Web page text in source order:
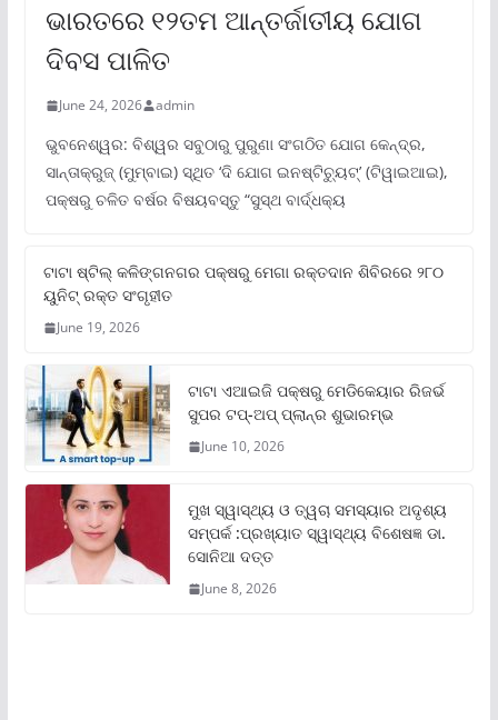
ଭାରତରେ ୧୨ତମ ଆନ୍ତର୍ଜାତୀୟ ଯୋଗ
ଦିବସ ପାଳିତ
June 24, 2026 admin
ଭୁବନେଶ୍ୱର: ବିଶ୍ୱର ସବୁଠାରୁ ପୁରୁଣା ସଂଗଠିତ ଯୋଗ କେନ୍ଦ୍ର,
ସାନ୍ତାକ୍ରୁଜ୍ (ମୁମ୍ବାଇ) ସ୍ଥିତ ‘ଦି ଯୋଗ ଇନଷ୍ଟିଚ୍ୟୁଟ୍‌’ (ଟିୱାଇଆଇ),
ପକ୍ଷରୁ ଚଳିତ ବର୍ଷର ବିଷୟବସ୍ତୁ “ସୁସ୍ଥ ବାର୍ଦ୍ଧକ୍ୟ
ଟାଟା ଷ୍ଟିଲ୍‌ କଳିଙ୍ଗନଗର ପକ୍ଷରୁ ମେଗା ରକ୍ତଦାନ ଶିବିରରେ ୨୮୦
ୟୁନିଟ୍‌ ରକ୍ତ ସଂଗୃହୀତ
June 19, 2026
ଟାଟା ଏଆଇଜି ପକ୍ଷରୁ ମେଡିକେୟାର ରିଜର୍ଭ
ସୁପର ଟପ୍‌-ଅପ୍ ପ୍ଲାନ୍‌ର ଶୁଭାରମ୍ଭ
June 10, 2026
ମୁଖ ସ୍ୱାସ୍ଥ୍ୟ ଓ ତ୍ୱଚା ସମସ୍ୟାର ଅଦୃଶ୍ୟ
ସମ୍ପର୍କ :ପ୍ରଖ୍ୟାତ ସ୍ୱାସ୍ଥ୍ୟ ବିଶେଷଜ୍ଞ ଡା.
ସୋନିଆ ଦତ୍ତ
June 8, 2026